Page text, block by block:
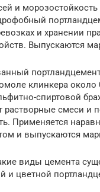
и
и хранении
Выпускаются
клинкера около
спиртовой
растворные смеси и
Применяется
и выпускаются
виды цемента
и цветной